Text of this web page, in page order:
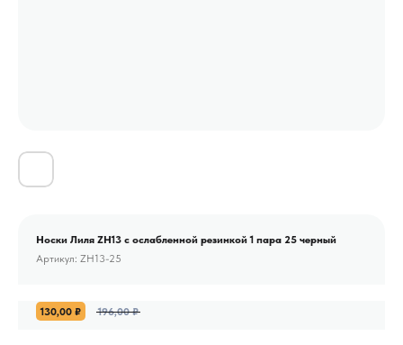
Носки Лиля ZH13 с ослабленной резинкой 1 пара 25 черный
Артикул: ZH13-25
130,00 ₽ 196,00 ₽